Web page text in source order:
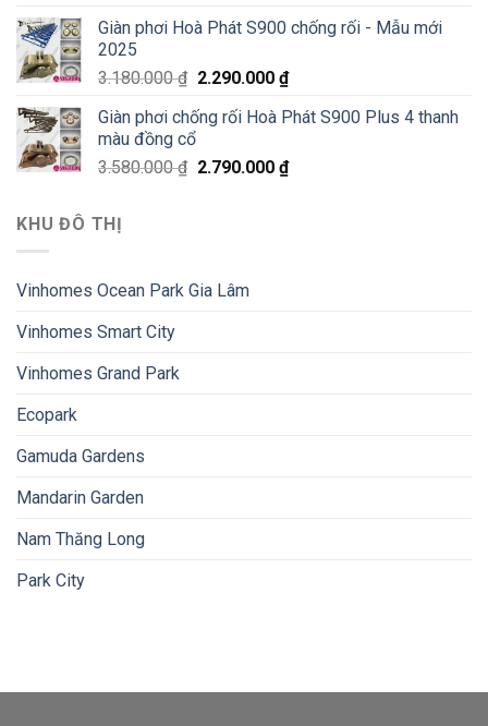
Giàn phơi Hoà Phát S900 chống rối - Mẫu mới
2025
3.180.000₫ 2.290.000 ₫
Giàn phơi chống rối Hoà Phát S900 Plus 4 thanh
màu đồng cổ
3.580.000₫ 2.790.000 ₫
KHU ĐÔ THỊ
Vinhomes Ocean Park Gia Lâm
Vinhomes Smart City
Vinhomes Grand Park
Ecopark
Gamuda Gardens
Mandarin Garden
Nam Thăng Long
Park City